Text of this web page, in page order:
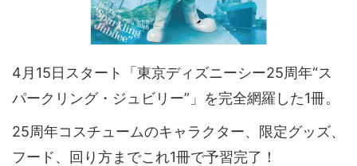
4月15日スタート「東京ディズニーシー25周年“ス
パークリング・ジュビリー”」を完全網羅した1冊。
25周年コスチュームのキャラクター、限定グッズ、
フード、回り方までこれ1冊で予習完了！